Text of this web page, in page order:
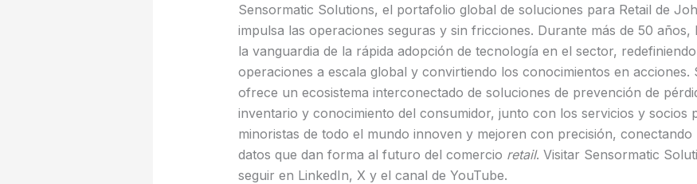
Sensormatic Solutions, el portafolio global de soluciones para Retail de
impulsa las operaciones seguras y sin fricciones. Durante más de 50 años,
la vanguardia de la rápida adopción de tecnología en el sector,
operaciones a escala global y convirtiendo los conocimientos en acciones.
ofrece un ecosistema interconectado de soluciones de prevención de
inventario y conocimiento del consumidor, junto con los servicios y socios
minoristas de todo el mundo innoven y mejoren con precisión, conectando
datos que dan forma al futuro del comercio retail. Visitar Sensormatic
seguir en LinkedIn, X y el canal de YouTube.